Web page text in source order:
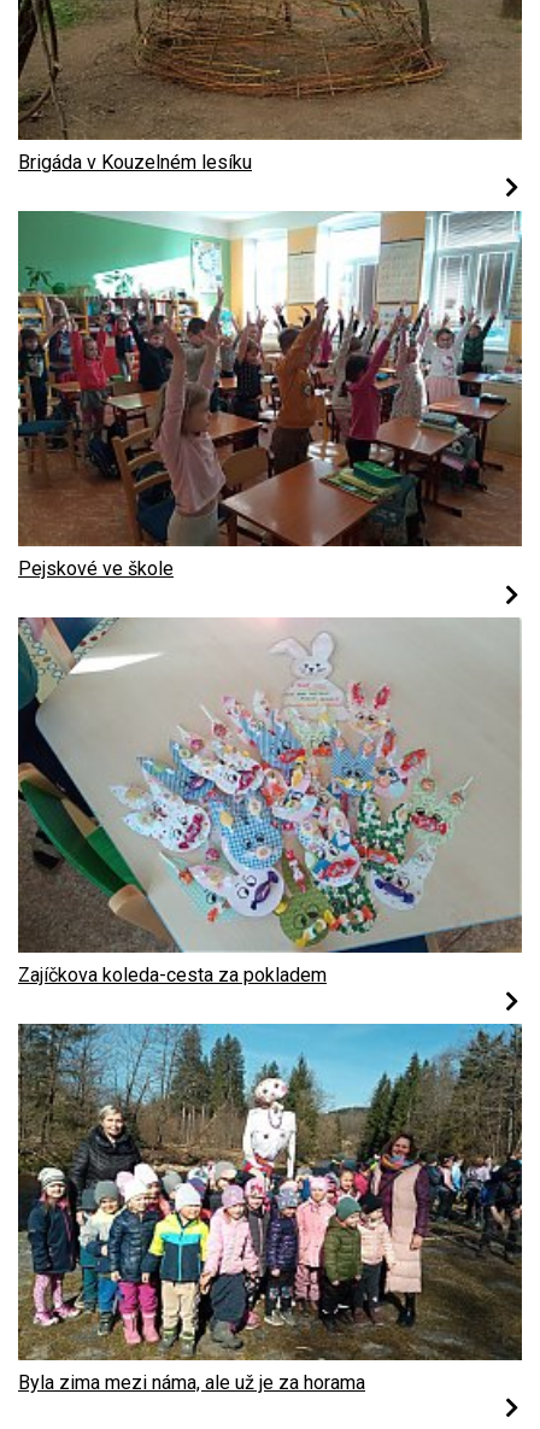
Brigáda v Kouzelném lesíku
Pejskové ve škole
Zajíčkova koleda-cesta za pokladem
Byla zima mezi náma, ale už je za horama